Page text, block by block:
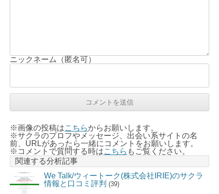
ニックネーム（匿名可）
※画像の投稿はこちらからお願いします。
※サクラのプロフやメッセージ、出会い系サイトの名
前、URLがあったら一緒にコメントをお願いします。
※コメントで質問する時はこちら もご覧ください。
関連する分析記事
We Talk/ウィートーク(株式会社IRIE)のサクラ
情報と口コミ評判 (39)